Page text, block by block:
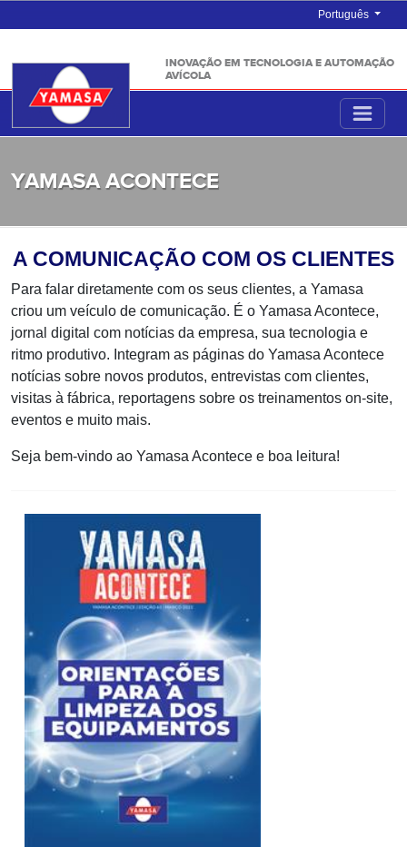
Português
INOVAÇÃO EM TECNOLOGIA E AUTOMAÇÃO
AVÍCOLA
YAMASA ACONTECE
A COMUNICAÇÃO COM OS CLIENTES
Para falar diretamente com os seus clientes, a Yamasa
criou um veículo de comunicação. É o Yamasa Acontece,
jornal digital com notícias da empresa, sua tecnologia e
ritmo produtivo. Integram as páginas do Yamasa Acontece
notícias sobre novos produtos, entrevistas com clientes,
visitas à fábrica, reportagens sobre os treinamentos on-site,
eventos e muito mais.
Seja bem-vindo ao Yamasa Acontece e boa leitura!